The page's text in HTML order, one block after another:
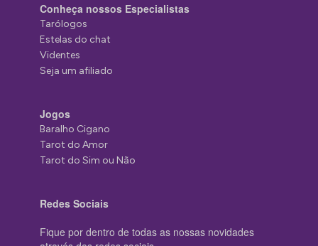
Conheça nossos Especialistas
Tarólogos
Estelas do chat
Videntes
Seja um afiliado
Jogos
Baralho Cigano
Tarot do Amor
Tarot do Sim ou Não
Redes Sociais
Fique por dentro de todas as nossas novidades